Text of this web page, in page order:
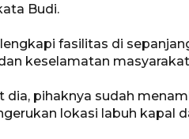
Budi.
fasilitas di
keselamatan
dia, pihaknya sudah
lokasi labuh kapal